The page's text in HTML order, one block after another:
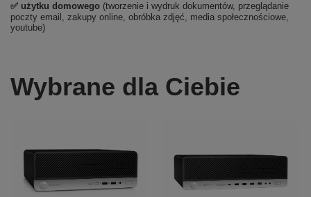
✅ użytku domowego (tworzenie i wydruk dokumentów, przeglądanie
poczty email, zakupy online, obróbka zdjęć, media społecznościowe,
youtube)
Wybrane dla Ciebie